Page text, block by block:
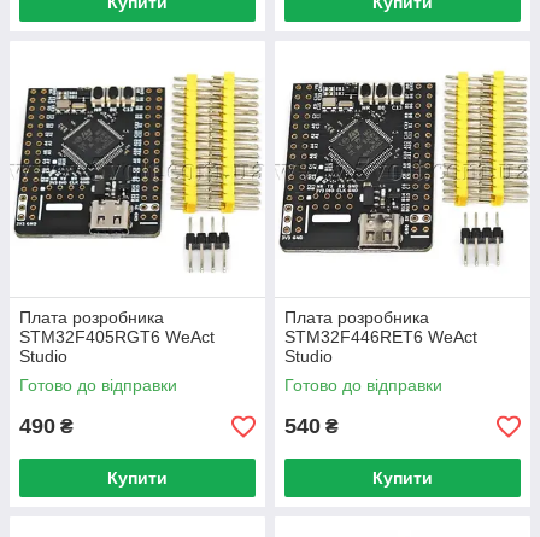
Плата розробника
STM32F405RGT6 WeAct
Studio
Готово до відправки
490 ₴
Купити
Плата розробника
STM32F446RET6 WeAct
Studio
Готово до відправки
540 ₴
Купити